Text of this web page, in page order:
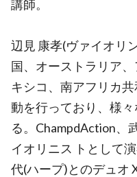
講師。
辺見 康孝(ヴァイオリ
国、オーストラリア
キシコ、南アフリカ
動を行っており、様
る。ChampdAction、
イオリニス トとして
代(ハープ)とのデュオ